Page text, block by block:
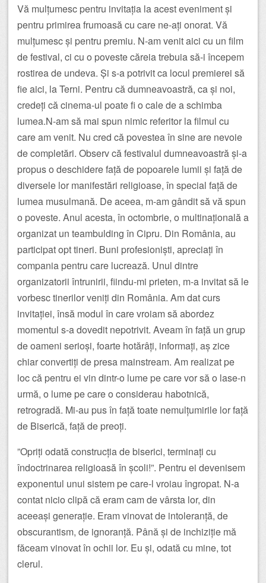
Vă mulțumesc pentru invitația la acest eveniment și
pentru primirea frumoasă cu care ne-ați onorat. Vă
mulțumesc și pentru premiu. N-am venit aici cu un film
de festival, ci cu o poveste căreia trebuia să-i începem
rostirea de undeva. Și s-a potrivit ca locul premierei să
fie aici, la Terni. Pentru că dumneavoastră, ca și noi,
credeți că cinema-ul poate fi o cale de a schimba
lumea.N-am să mai spun nimic referitor la filmul cu
care am venit. Nu cred că povestea în sine are nevoie
de completări. Observ că festivalul dumneavoastră și-a
propus o deschidere față de popoarele lumii și față de
diversele lor manifestări religioase, în special față de
lumea musulmană. De aceea, m-am gândit să vă spun
o poveste. Anul acesta, în octombrie, o multinațională a
organizat un teambulding în Cipru. Din România, au
participat opt tineri. Buni profesioniști, apreciați în
compania pentru care lucrează. Unul dintre
organizatorii întrunirii, fiindu-mi prieten, m-a invitat să le
vorbesc tinerilor veniți din România. Am dat curs
invitației, însă modul în care vroiam să abordez
momentul s-a dovedit nepotrivit. Aveam în față un grup
de oameni serioși, foarte hotărâți, informați, aș zice
chiar convertiți de presa mainstream. Am realizat pe
loc că pentru ei vin dintr-o lume pe care vor să o lase-n
urmă, o lume pe care o considerau habotnică,
retrogradă. Mi-au pus în față toate nemulțumirile lor față
de Biserică, față de preoți.
”Opriți odată construcția de biserici, terminați cu
îndoctrinarea religioasă în școli!”. Pentru ei devenisem
exponentul unui sistem pe care-l vroiau îngropat. N-a
contat nicio clipă că eram cam de vârsta lor, din
aceeași generație. Eram vinovat de intoleranță, de
obscurantism, de ignoranță. Până și de inchiziție mă
făceam vinovat în ochii lor. Eu și, odată cu mine, tot
clerul.